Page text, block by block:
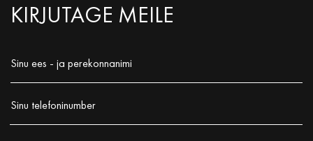
KIRJUTAGE MEILE
Sinu ees - ja perekonnanimi
Sinu telefoninumber